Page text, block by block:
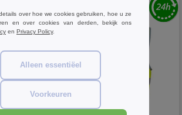
over hoe we cookies gebruiken, hoe u ze
en over cookies van derden, bekijk ons
en Privacy Policy.
Alleen essentiëel
Voorkeuren